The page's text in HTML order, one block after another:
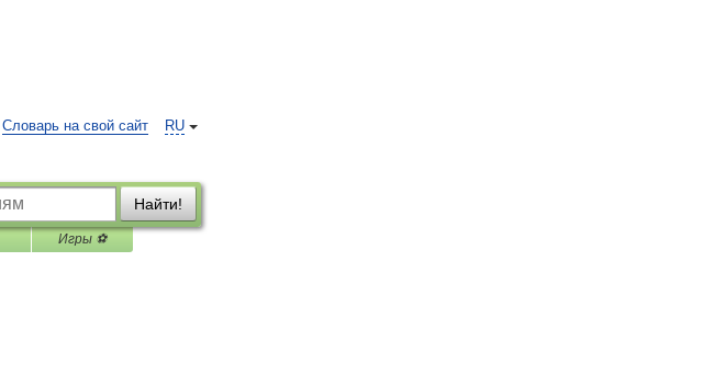
RU
Словарь на свой сайт
Найти!
Игры ⚽